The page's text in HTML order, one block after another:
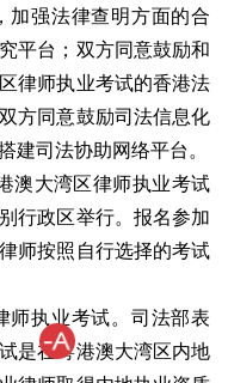
加强法律查明方面的合
平台；双方同意鼓励和
律师执业考试的香港法
方同意鼓励司法信息化
建司法协助网络平台。
大湾区律师执业考试
行政区举行。报名参加
师按照自行选择的考试
执业考试。司法部表
是在粤港澳大湾区内地